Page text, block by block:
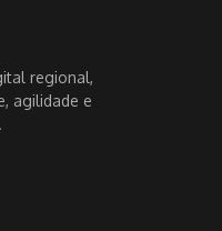
regional,
agilidade e